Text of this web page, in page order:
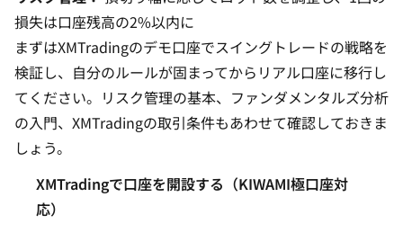
損失は口座残高の2%以内に
まずはXMTradingのデモ口座でスイングトレードの戦略を
検証し、自分のルールが固まってからリアル口座に移行し
てください。 リスク管理の基本、 ファンダメンタルズ分析
の入門、 XMTradingの取引条件もあわせて確認しておきま
しょう。
XMTradingで口座を開設する（KIWAMI極口座対
応）